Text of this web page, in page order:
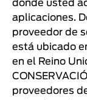
donde usted
aplicaciones.
proveedor de
está ubicado
en el Reino
proveedores